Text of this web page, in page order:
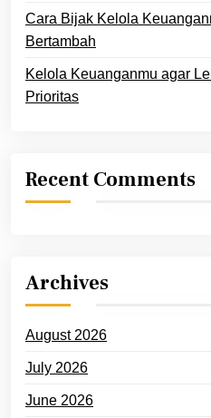
Cara Bijak Kelola
Bertambah
Kelola Keuanganmu agar
Prioritas
Recent Comments
Archives
August 2026
July 2026
June 2026